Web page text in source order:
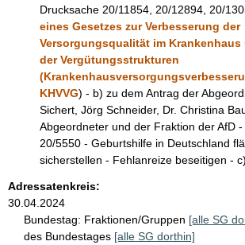
Drucksache 20/11854, 20/12894, 20/
eines Gesetzes zur Verbesserung der
Versorgungsqualität im Krankenhaus
der Vergütungsstrukturen
KHVVG) - b) zu dem Antrag der
Sichert, Jörg Schneider, Dr. Christina
Abgeordneter und der Fraktion der AfD
20/5550 - Geburtshilfe in Deutschland
sicherstellen - Fehlanreize beseitigen -
Adressatenkreis:
30.04.2024
Bundestag: Fraktionen/Gruppen [alle SG
des Bundestages [alle SG dorthin]